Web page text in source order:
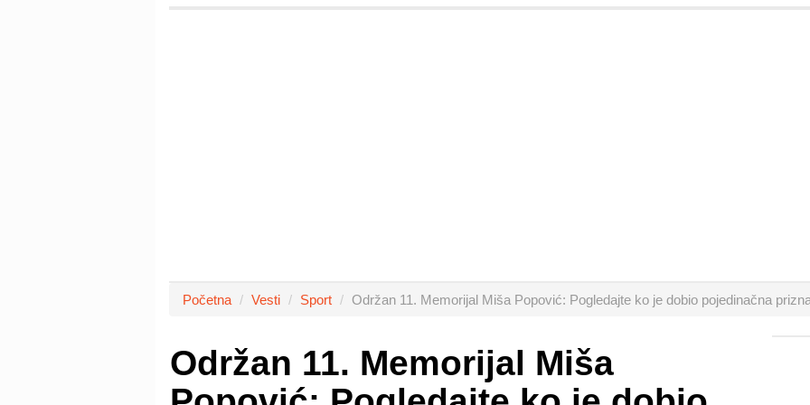
Početna Vesti Sport Održan 11. Memorijal Miša Popović: Pogledajte ko je dobio pojedinačna
Održan 11. Memorijal Miša